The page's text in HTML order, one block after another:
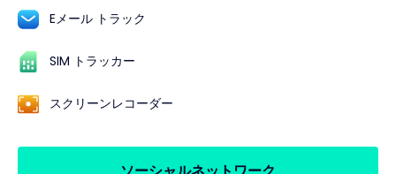
Eメール トラック
SIM トラッカー
スクリーンレコーダー